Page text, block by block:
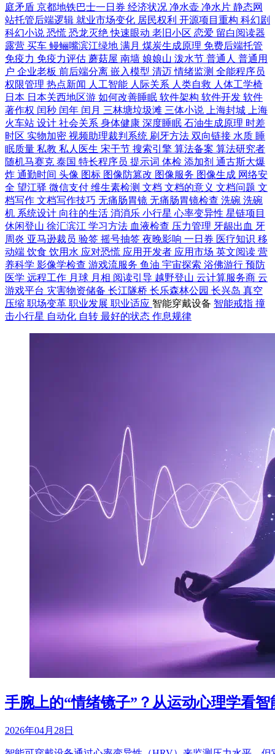
庭矛盾 京都地铁巴士一日券 经济状况 净水壶 净水片 静态网
站托管后端逻辑 就业市场变化 居民权利 开源项目重构 科幻剧
科幻小说 恐慌 恐龙灭绝快速眼动 老旧小区 恋爱 留白阅读器
露营 买车 鳗鲡嘴滨江绿地 满月 煤炭生成原理 免费后端托管
免疫力 免疫力评估 蘑菇屋 南墙 娘娘山 泼水节 普通人 普通用
户 企业老板 前后端分离 嵌入模型 清迈情绪监测 全能程序员
权限管理 热点新闻 人工智能 人际关系 人类自救 人体工学椅
日本 日本关西地区游 如何改善睡眠 软件架构 软件开发 软件
著作权 闰秒 闰年 闰月 三林塘垃圾滩 三体小说 上海封城
上海
火车站 设计 社会关系 身体健康 深度睡眠 石油生成原理 时差
时区 实物加密 视频助理裁判系统 刷牙方法 双向链接 水质 睡
眠质量 私教 私人医生 宋干节 搜索引擎 算法备案 算法研究者
随机马赛克 泰国 特长程序员 提示词 体检 添加剂 通古斯大爆
炸 通勤时间 头像 图标 图像防篡改 图像服务 图像生成 网络安
全 望江驿 微信支付 维生素检测 文档 文档的意义 文档问题 文
档写作 文档写作技巧 无痛肠胃镜 无痛肠胃镜检查 洗碗 洗碗
机 系统设计 向往的生活 消消乐 小行星 心率变异性 星链项目
休闲登山 徐汇滨江 学习方法 血液检查 压力管理 牙龈出血 牙
周炎 亚马逊裁员 验签 摇号抽签 夜晚影响 一日券 医疗知识 移
动端 饮食 饮用水 应对恐慌 应用开发者 应用市场 英文阅读 营
养科学 影像学检查 游戏流服务 鱼油 宇宙探索 浴佛游行 预防
医学 远程工作 月球 月相 阅读引导 越野登山 云计算服务商 云
游戏平台 灾害物资储备 长江隧桥 长乐森林公园 长兴岛 真空
压缩 职场变革 职业发展 职业适应 智能穿戴设备 智能戒指 撞
击小行星 自动化 自转 最好的状态 作息规律
手腕上的“情绪镜子”？从运动心理学看
2026年04月28日